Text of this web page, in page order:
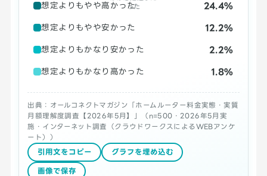
った
想定よりもやや高かった 24.4%
想定よりもやや安かった 12.2%
想定よりもかなり安かった 2.2%
想定よりもかなり高かった 1.8%
出典：オールコネクトマガジン「ホームルーター料金実態・実質
月額理解度調査【2026年5月】」（n=500・2026年5月実
施・インターネット調査（クラウドワークスによるWEBアンケ
ート））
引用文をコピー グラフを埋め込む
画像で保存